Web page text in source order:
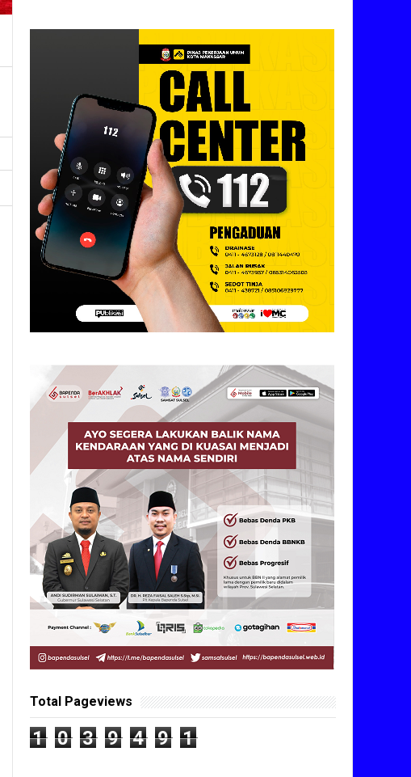
Total Pageviews
1 0 3 9 4 9 1